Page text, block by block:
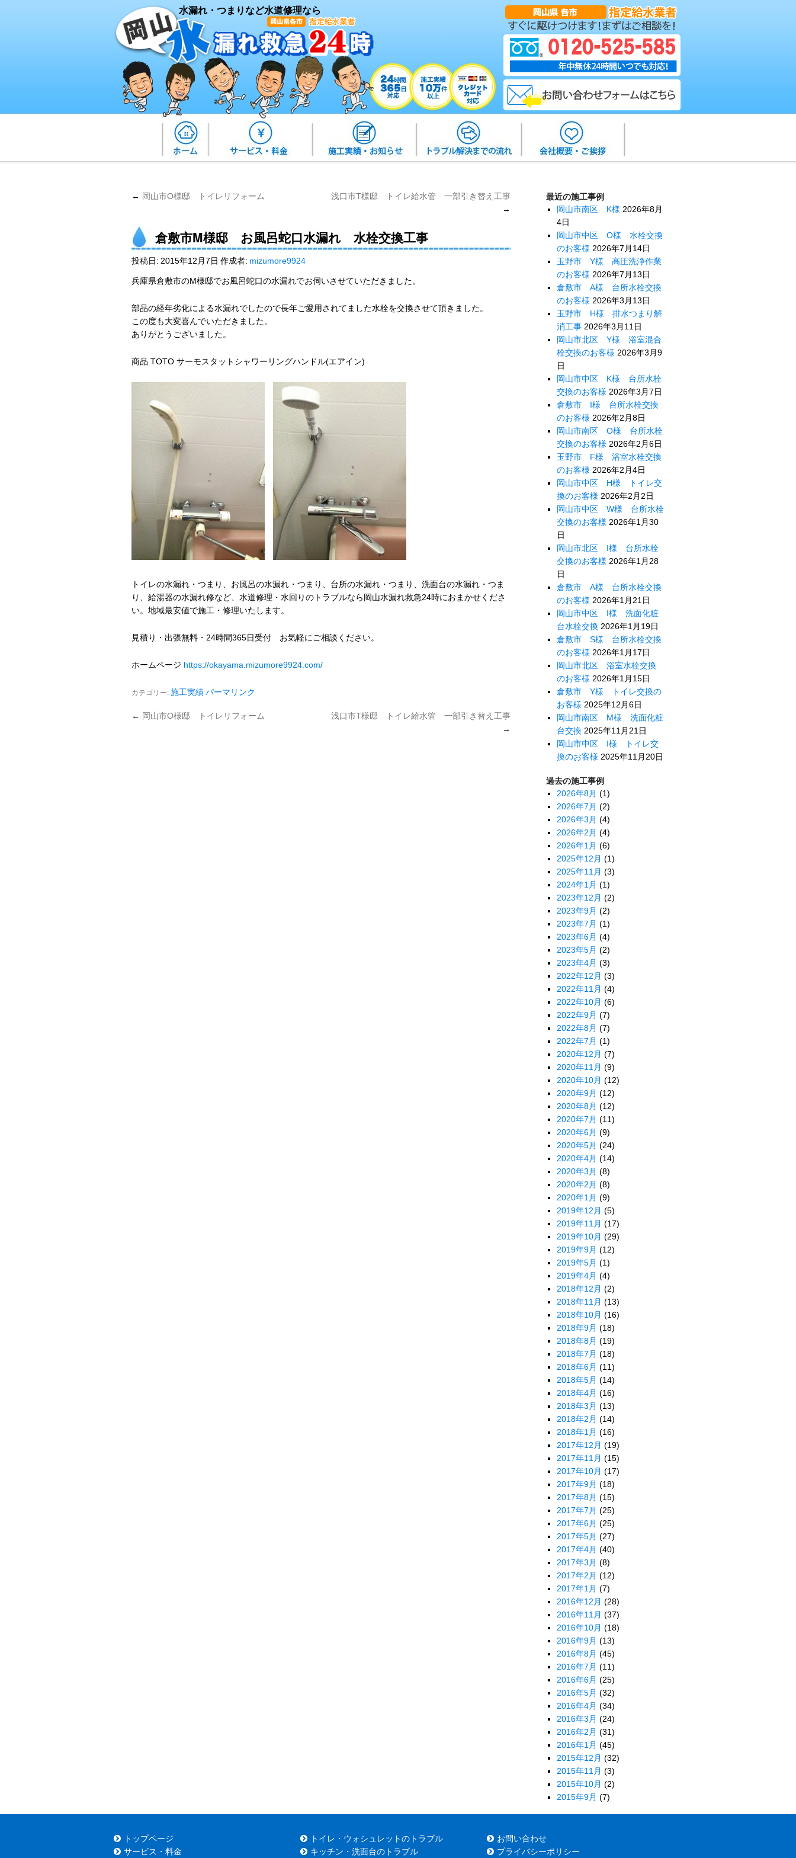
水漏れ・つまりなど水道修理なら
← 岡山市O様邸 トイレリフォーム
浅口市T様邸 トイレ給水管 一部引き替え工事
→
倉敷市M様邸 お風呂蛇口水漏れ 水栓交換工事
投稿日: 2015年12月7日 作成者: mizumore9924
兵庫県倉敷市のM様邸でお風呂蛇口の水漏れでお伺いさせていただきました。
部品の経年劣化による水漏れでしたので長年ご愛用されてました水栓を交換させて頂きました。
この度も大変喜んでいただきました。
ありがとうございました。
商品 TOTO サーモスタットシャワーリングハンドル(エアイン)
トイレの水漏れ・つまり、お風呂の水漏れ・つまり、台所の水漏れ・つまり、洗面台の水漏れ・つま
り、給湯器の水漏れ修など、水道修理・水回りのトラブルなら岡山水漏れ救急24時におまかせくださ
い。地域最安値で施工・修理いたします。
見積り・出張無料・24時間365日受付 お気軽にご相談ください。
ホームページ https://okayama.mizumore9924.com/
カテゴリー:施工実績パーマリンク
← 岡山市O様邸 トイレリフォーム
浅口市T様邸 トイレ給水管 一部引き替え工事
→
最近の施工事例
岡山市南区 K様 2026年8月
4日
岡山市中区 O様 水栓交換
のお客様 2026年7月14日
玉野市 Y様 高圧洗浄作業
のお客様 2026年7月13日
倉敷市 A様 台所水栓交換
のお客様 2026年3月13日
玉野市 H様 排水つまり解
消工事 2026年3月11日
岡山市北区 Y様 浴室混合
栓交換のお客様 2026年3月9
日
岡山市中区 K様 台所水栓
交換のお客様 2026年3月7日
倉敷市 I様 台所水栓交換
のお客様 2026年2月8日
岡山市南区 O様 台所水栓
交換のお客様 2026年2月6日
玉野市 F様 浴室水栓交換
のお客様 2026年2月4日
岡山市中区 H様 トイレ交
換のお客様 2026年2月2日
岡山市中区 W様 台所水栓
交換のお客様 2026年1月30
日
岡山市北区 I様 台所水栓
交換のお客様 2026年1月28
日
倉敷市 A様 台所水栓交換
のお客様 2026年1月21日
岡山市中区 I様 洗面化粧
台水栓交換 2026年1月19日
倉敷市 S様 台所水栓交換
のお客様 2026年1月17日
岡山市北区 浴室水栓交換
のお客様 2026年1月15日
倉敷市 Y様 トイレ交換の
お客様 2025年12月6日
岡山市南区 M様 洗面化粧
台交換 2025年11月21日
岡山市中区 I様 トイレ交
換のお客様 2025年11月20日
過去の施工事例
2026年8月 (1)
2026年7月 (2)
2026年3月 (4)
2026年2月 (4)
2026年1月 (6)
2025年12月 (1)
2025年11月 (3)
2024年1月 (1)
2023年12月 (2)
2023年9月 (2)
2023年7月 (1)
2023年6月 (4)
2023年5月 (2)
2023年4月 (3)
2022年12月 (3)
2022年11月 (4)
2022年10月 (6)
2022年9月 (7)
2022年8月 (7)
2022年7月 (1)
2020年12月 (7)
2020年11月 (9)
2020年10月 (12)
2020年9月 (12)
2020年8月 (12)
2020年7月 (11)
2020年6月 (9)
2020年5月 (24)
2020年4月 (14)
2020年3月 (8)
2020年2月 (8)
2020年1月 (9)
2019年12月 (5)
2019年11月 (17)
2019年10月 (29)
2019年9月 (12)
2019年5月 (1)
2019年4月 (4)
2018年12月 (2)
2018年11月 (13)
2018年10月 (16)
2018年9月 (18)
2018年8月 (19)
2018年7月 (18)
2018年6月 (11)
2018年5月 (14)
2018年4月 (16)
2018年3月 (13)
2018年2月 (14)
2018年1月 (16)
2017年12月 (19)
2017年11月 (15)
2017年10月 (17)
2017年9月 (18)
2017年8月 (15)
2017年7月 (25)
2017年6月 (25)
2017年5月 (27)
2017年4月 (40)
2017年3月 (8)
2017年2月 (12)
2017年1月 (7)
2016年12月 (28)
2016年11月 (37)
2016年10月 (18)
2016年9月 (13)
2016年8月 (45)
2016年7月 (11)
2016年6月 (25)
2016年5月 (32)
2016年4月 (34)
2016年3月 (24)
2016年2月 (31)
2016年1月 (45)
2015年12月 (32)
2015年11月 (3)
2015年10月 (2)
2015年9月 (7)
トップページ
サービス・料金
トイレ・ウォシュレットのトラブル
キッチン・洗面台のトラブル
お問い合わせ
プライバシーポリシー